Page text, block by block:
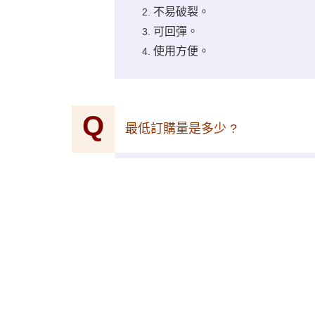
不易破裂。
可回彈。
使用方便。
Q 最低訂購量是多少 ?